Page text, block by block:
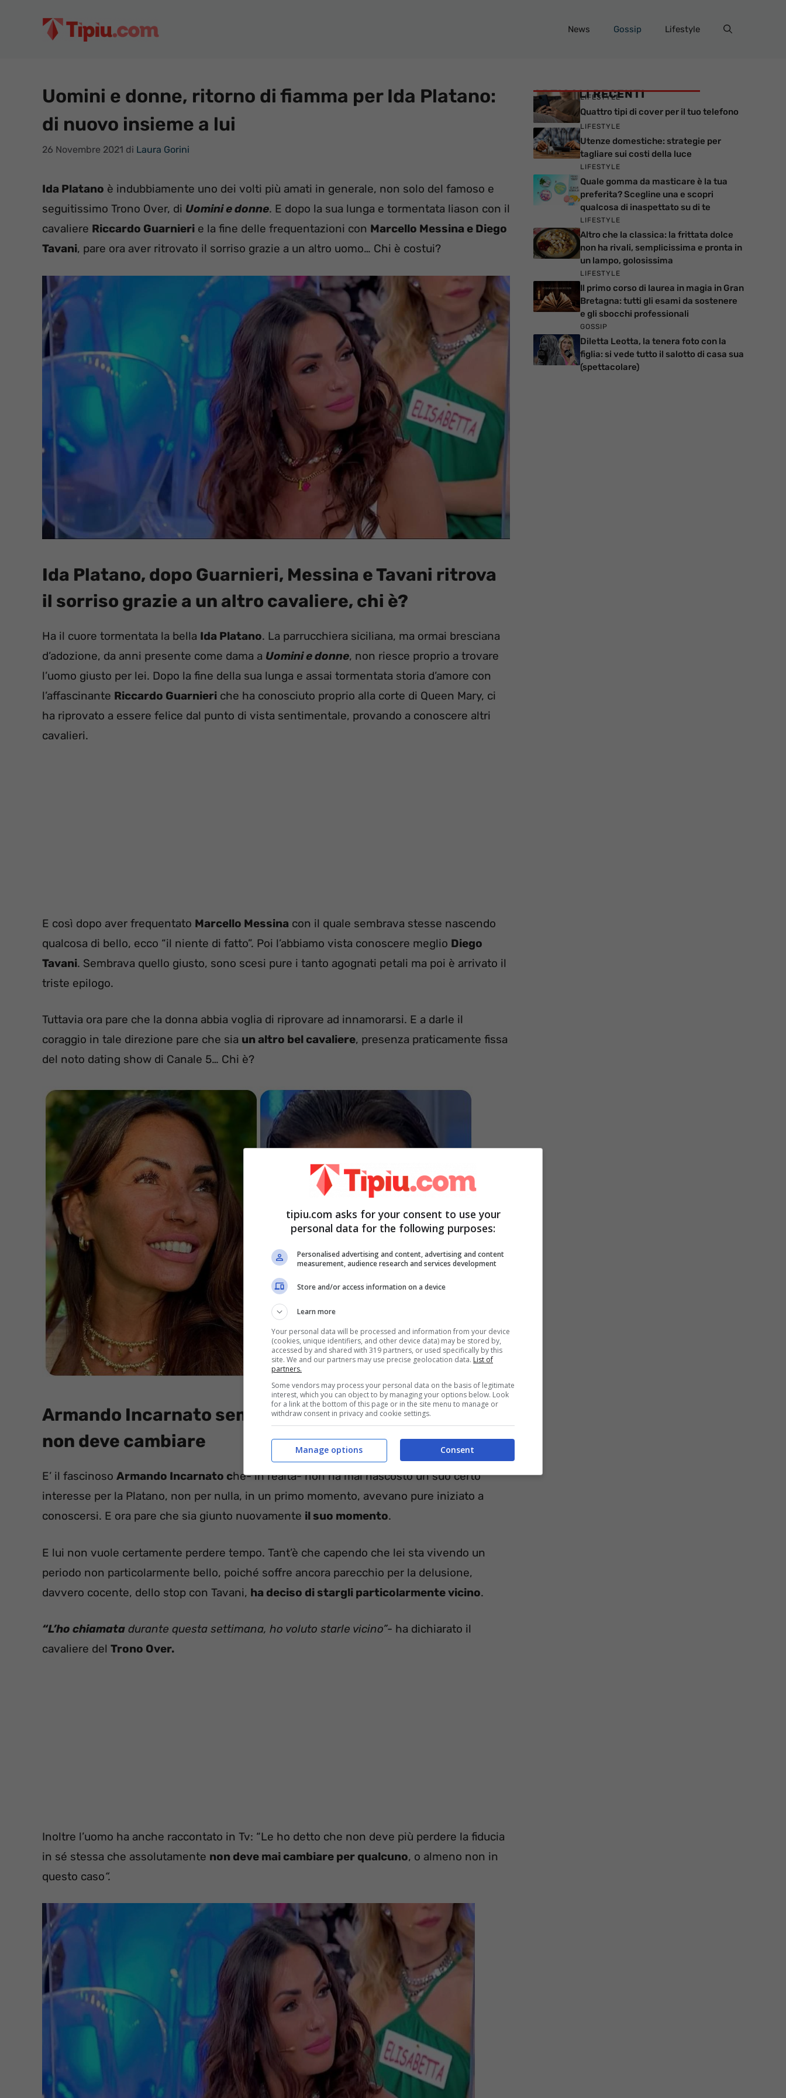
News Gossip Lifestyle
Uomini e donne, ritorno di fiamma per Ida Platano:
di nuovo insieme a lui
26 Novembre 2021 di Laura Gorini
Ida Platano è indubbiamente uno dei volti più amati in generale, non solo del famoso e
seguitissimo Trono Over, di Uomini e donne. E dopo la sua lunga e tormentata liason con il
cavaliere Riccardo Guarnieri e la fine delle frequentazioni con Marcello Messina e Diego
Tavani, pare ora aver ritrovato il sorriso grazie a un altro uomo… Chi è costui?
Ida Platano, dopo Guarnieri, Messina e Tavani ritrova
il sorriso grazie a un altro cavaliere, chi è?
Ha il cuore tormentata la bella Ida Platano. La parrucchiera siciliana, ma ormai bresciana
d’adozione, da anni presente come dama a Uomini e donne, non riesce proprio a trovare
l’uomo giusto per lei. Dopo la fine della sua lunga e assai tormentata storia d’amore con
l’affascinante Riccardo Guarnieri che ha conosciuto proprio alla corte di Queen Mary, ci
ha riprovato a essere felice dal punto di vista sentimentale, provando a conoscere altri
cavalieri.
E così dopo aver frequentato Marcello Messina con il quale sembrava stesse nascendo
qualcosa di bello, ecco “il niente di fatto”. Poi l’abbiamo vista conoscere meglio Diego
Tavani. Sembrava quello giusto, sono scesi pure i tanto agognati petali ma poi è arrivato il
triste epilogo.
Tuttavia ora pare che la donna abbia voglia di riprovare ad innamorarsi. E a darle il
coraggio in tale direzione pare che sia un altro bel cavaliere, presenza praticamente fissa
del noto dating show di Canale 5… Chi è?
Armando Incarnato sempre più vicino alla dama: lei
non deve cambiare
E’ il fascinoso Armando Incarnato che- in realtà- non ha mai nascosto un suo certo
interesse per la Platano, non per nulla, in un primo momento, avevano pure iniziato a
conoscersi. E ora pare che sia giunto nuovamente il suo momento.
E lui non vuole certamente perdere tempo. Tant’è che capendo che lei sta vivendo un
periodo non particolarmente bello, poiché soffre ancora parecchio per la delusione,
davvero cocente, dello stop con Tavani, ha deciso di stargli particolarmente vicino.
“L’ho chiamata durante questa settimana, ho voluto starle vicino”- ha dichiarato il
cavaliere del Trono Over.
Inoltre l’uomo ha anche raccontato in Tv: “Le ho detto che non deve più perdere la fiducia
in sé stessa che assolutamente non deve mai cambiare per qualcuno, o almeno non in
questo caso“.
ARTICOLI RECENTI
LIFESTYLE
Quattro tipi di cover per il tuo telefono
LIFESTYLE
Utenze domestiche: strategie per
tagliare sui costi della luce
LIFESTYLE
Quale gomma da masticare è la tua
preferita? Scegline una e scopri
qualcosa di inaspettato su di te
LIFESTYLE
Altro che la classica: la frittata dolce
non ha rivali, semplicissima e pronta in
un lampo, golosissima
LIFESTYLE
Il primo corso di laurea in magia in Gran
Bretagna: tutti gli esami da sostenere
e gli sbocchi professionali
GOSSIP
Diletta Leotta, la tenera foto con la
figlia: si vede tutto il salotto di casa sua
(spettacolare)
tipiu.com asks for your consent to use your
personal data for the following purposes:
Personalised advertising and content, advertising and content
measurement, audience research and services development
Store and/or access information on a device
Learn more
Your personal data will be processed and information from your device
(cookies, unique identifiers, and other device data) may be stored by,
accessed by and shared with 319 partners, or used specifically by this
site. We and our partners may use precise geolocation data. List of
partners.
Some vendors may process your personal data on the basis of legitimate
interest, which you can object to by managing your options below. Look
for a link at the bottom of this page or in the site menu to manage or
withdraw consent in privacy and cookie settings.
Consent
Manage options